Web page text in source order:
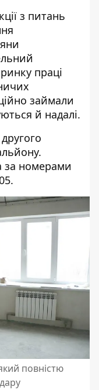
з питань
праці
займали
й надалі.
за номерами
.
повністю